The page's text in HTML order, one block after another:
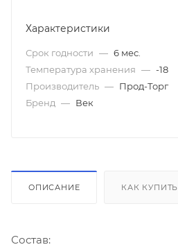
Характеристики
Срок годности — 6 мес.
Температура хранения — -18
Производитель — Прод-Торг
Бренд — Век
ОПИСАНИЕ КАК КУПИТЬ
Состав: